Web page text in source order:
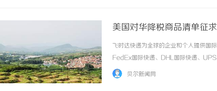
美国对华降税商品清单征
飞时达快递官网
飞时达快递为全球的企业和个人提供国
FedEx国际快递、DHL国际快递、
务。欧洲.美洲.非洲.东南亚促销价格
贝尔新闻网